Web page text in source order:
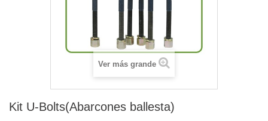
Ver más grande
Kit U-Bolts(Abarcones ballesta)